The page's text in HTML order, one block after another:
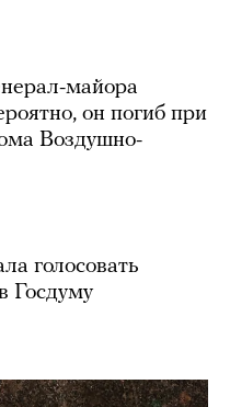
майора
он погиб при
Воздушно-
голосовать
Госдуму